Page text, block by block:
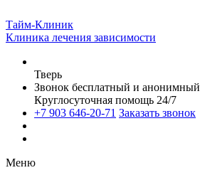
Тайм-Клиник
Клиника лечения зависимости
Тверь
Звонок бесплатный и анонимный
Круглосуточная помощь 24/7
+7 903 646-20-71 Заказать звонок
Меню